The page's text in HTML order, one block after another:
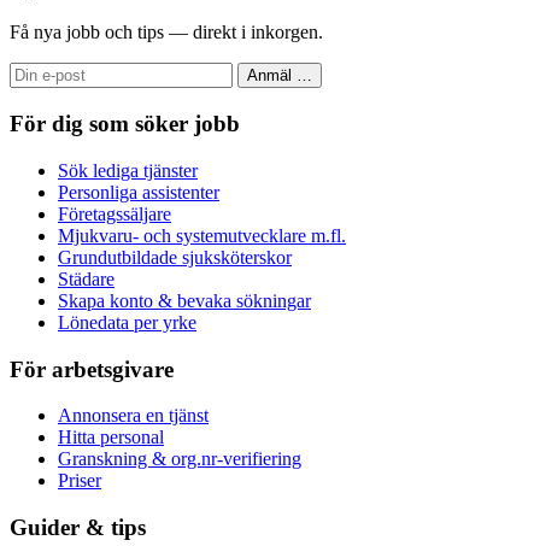
Få nya jobb och tips — direkt i inkorgen.
Anmäl …
För dig som söker jobb
Sök lediga tjänster
Personliga assistenter
Företagssäljare
Mjukvaru- och systemutvecklare m.fl.
Grundutbildade sjuksköterskor
Städare
Skapa konto & bevaka sökningar
Lönedata per yrke
För arbetsgivare
Annonsera en tjänst
Hitta personal
Granskning & org.nr-verifiering
Priser
Guider & tips